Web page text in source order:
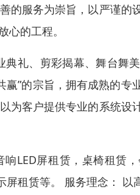
的服务为崇旨，以严谨的
的工程。
礼、剪彩揭幕、舞台舞
”的宗旨，拥有成熟的
为客户提供专业的系统设
LED屏租赁，桌椅租赁
租赁等。 服务理念：